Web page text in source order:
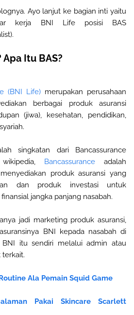
Ayo lanjut ke bagian inti yaitu
kerja BNI Life posisi BAS
Itu BAS?
(BNI Life) merupakan perusahaan
berbagai produk asuransi
(jiwa), kesehatan, pendidikan,
singkatan dari Bancassurance
Bancassurance adalah
produk asuransi yang
dan produk investasi untuk
jangka panjang nasabah.
jadi marketing produk asuransi,
BNI kepada nasabah di
BNI itu sendiri melalui admin atau
Ala Pemain Squid Game
Pakai Skincare Scarlett